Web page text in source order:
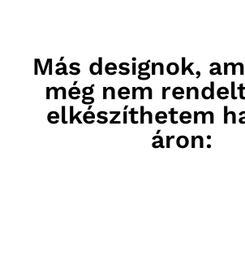
Más designok,
még nem
elkészíthetem
áron: